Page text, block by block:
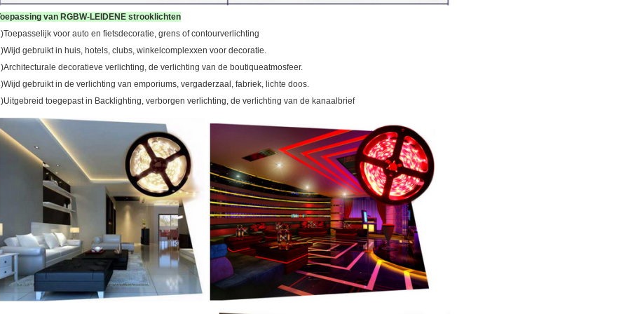
van RGBW-LEIDENE strooklichten
voor auto en fietsdecoratie, grens of contourverlichting
gebruikt in huis, hotels, clubs, winkelcomplexxen voor decoratie.
decoratieve verlichting, de verlichting van de boutiqueatmosfeer.
gebruikt in de verlichting van emporiums, vergaderzaal, fabriek, lichte doos.
toegepast in Backlighting, verborgen verlichting, de verlichting van de kanaalbrief